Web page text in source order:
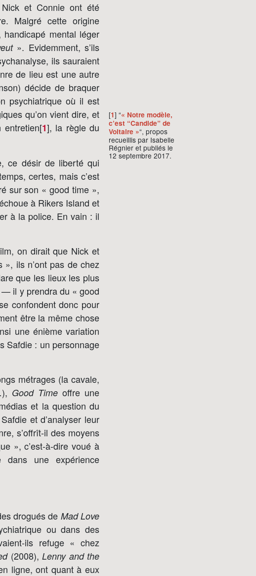
et Connie ont été
Malgré cette origine
mental léger
». Evidemment, s’ils
ils sauraient
de lieu est une autre
décide de braquer
psychiatrique où il est
qu’on vient dire, et
entretien[1]
[1] “« Notre modèle,
c’est “Candide” de
Voltaire »“, propos
recueillis par Isabelle
Régnier et publiés le
12 septembre 2017.
, la règle du
ce désir de liberté qui
certes, mais c’est
sur son « good time »,
à Rikers Island et
à la police. En vain : il
on dirait que Nick et
», ils n’ont pas de chez
que les lieux les plus
— il y prendra du « good
confondent donc pour
être la même chose
une énième variation
Safdie : un personnage
métrages (la cavale,
Good Timeoffre une
et la question du
et d’analyser leur
s’offrît-il des moyens
», c’est-à-dire voué à
une expérience
drogués de Mad Love
ou dans des
ils refuge « chez
(2008),Lenny and the
ligne, ont quant à eux